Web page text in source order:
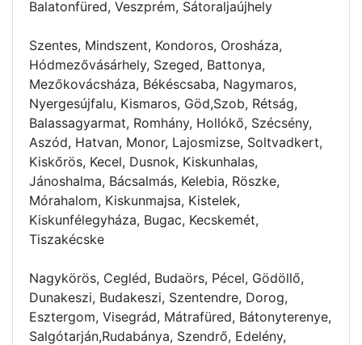
Balatonfüred, Veszprém, Sátoraljaújhely
Szentes, Mindszent, Kondoros, Orosháza,
Hódmezővásárhely, Szeged, Battonya,
Mezőkovácsháza, Békéscsaba, Nagymaros,
Nyergesújfalu, Kismaros, Göd,Szob, Rétság,
Balassagyarmat, Romhány, Hollókő, Szécsény,
Aszód, Hatvan, Monor, Lajosmizse, Soltvadkert,
Kiskőrös, Kecel, Dusnok, Kiskunhalas,
Jánoshalma, Bácsalmás, Kelebia, Röszke,
Mórahalom, Kiskunmajsa, Kistelek,
Kiskunfélegyháza, Bugac, Kecskemét,
Tiszakécske
Nagykörös, Cegléd, Budaörs, Pécel, Gödöllő,
Dunakeszi, Budakeszi, Szentendre, Dorog,
Esztergom, Visegrád, Mátrafüred, Bátonyterenye,
Salgótarján,Rudabánya, Szendrő, Edelény,